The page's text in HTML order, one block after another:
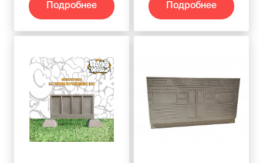
Подробнее Подробнее